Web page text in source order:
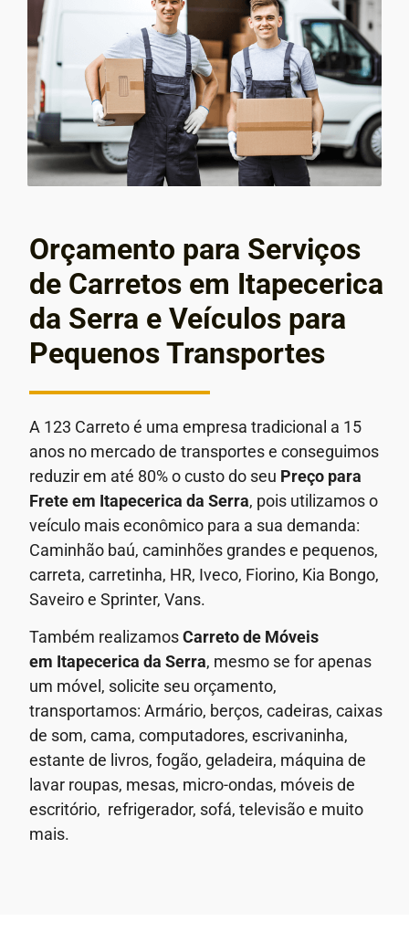
Orçamento para Serviços
de Carretos em Itapecerica
da Serra e Veículos para
Pequenos Transportes
A 123 Carreto é uma empresa tradicional a 15
anos no mercado de transportes e conseguimos
reduzir em até 80% o custo do seu Preço para
Frete em Itapecerica da Serra, pois utilizamos o
veículo mais econômico para a sua demanda:
Caminhão baú, caminhões grandes e pequenos,
carreta, carretinha, HR, Iveco, Fiorino, Kia Bongo,
Saveiro e Sprinter, Vans.
Também realizamosCarreto de Móveis
em Itapecerica da Serra, mesmo se for apenas
um móvel, solicite seu orçamento,
transportamos: Armário, berços, cadeiras, caixas
de som, cama, computadores, escrivaninha,
estante de livros, fogão, geladeira, máquina de
lavar roupas, mesas, micro-ondas, móveis de
escritório, refrigerador, sofá, televisão e muito
mais.